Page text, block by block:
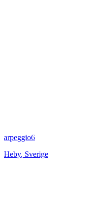
arpeggio6
Heby, Sverige